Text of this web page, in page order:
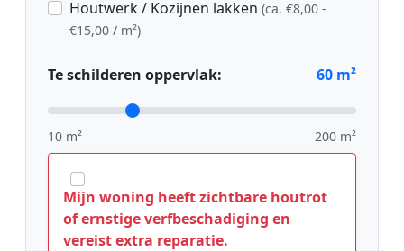
Houtwerk / Kozijnen lakken (ca. €8,00 -
€15,00 / m²)
Te schilderen oppervlak: 60 m²
10 m² 200 m²
Mijn woning heeft zichtbare houtrot
of ernstige verfbeschadiging en
vereist extra reparatie.